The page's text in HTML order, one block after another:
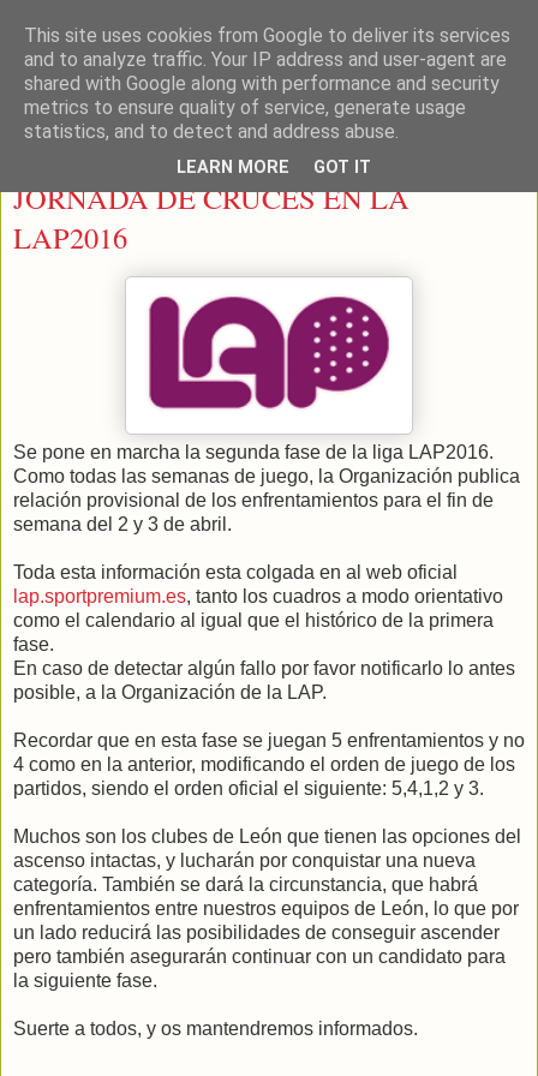
LEON PADEL
sábado, 26 de marzo de 2016
JORNADA DE CRUCES EN LA
LAP2016
Se pone en marcha la segunda fase de la liga LAP2016.
Como todas las semanas de juego, la Organización publica
relación provisional de los enfrentamientos para el fin de
semana del 2 y 3 de abril.
Toda esta información esta colgada en al web oficial
lap.sportpremium.es, tanto los cuadros a modo orientativo
como el calendario al igual que el histórico de la primera
fase.
En caso de detectar algún fallo por favor notificarlo lo antes
posible, a la Organización de la LAP.
Recordar que en esta fase se juegan 5 enfrentamientos y no
4 como en la anterior, modificando el orden de juego de los
partidos, siendo el orden oficial el siguiente: 5,4,1,2 y 3.
Muchos son los clubes de León que tienen las opciones del
ascenso intactas, y lucharán por conquistar una nueva
categoría. También se dará la circunstancia, que habrá
enfrentamientos entre nuestros equipos de León, lo que por
un lado reducirá las posibilidades de conseguir ascender
pero también asegurarán continuar con un candidato para
la siguiente fase.
Suerte a todos, y os mantendremos informados.
This site uses cookies from Google to deliver its services
and to analyze traffic. Your IP address and user-agent are
shared with Google along with performance and security
metrics to ensure quality of service, generate usage
statistics, and to detect and address abuse.
LEARN MORE GOT IT